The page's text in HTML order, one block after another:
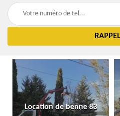
Location de benne 83